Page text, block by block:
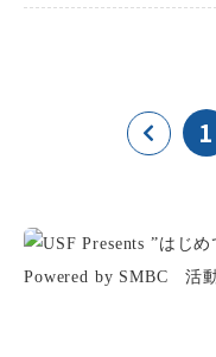
1